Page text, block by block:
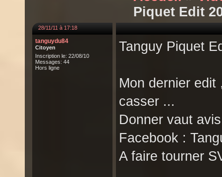
Piquet Edit
28/11/11 à 17:18
tanguydu84
Citoyen
Inscription le: 22/08/10
Messages: 44
Hors ligne
Tanguy Piquet
Mon dernier
casser ...
Donner vaut avis
Facebook :
A faire tourner